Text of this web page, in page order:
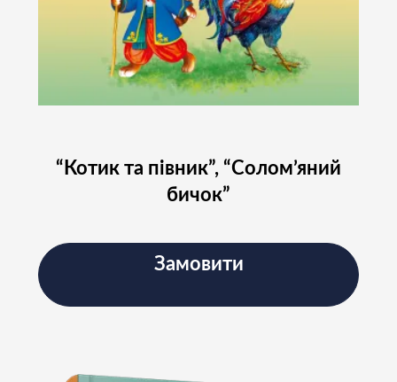
“Котик та півник”, “Солом’яний
бичок”
Замовити